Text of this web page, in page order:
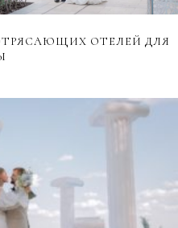
ОТЕЛЕЙ ДЛЯ